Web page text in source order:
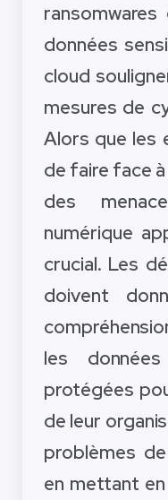
données
cloud
mesures de
Alors que les
de faire face
des
numérique
crucial. Les
doivent
les
protégées
de leur
problèmes
en mettant